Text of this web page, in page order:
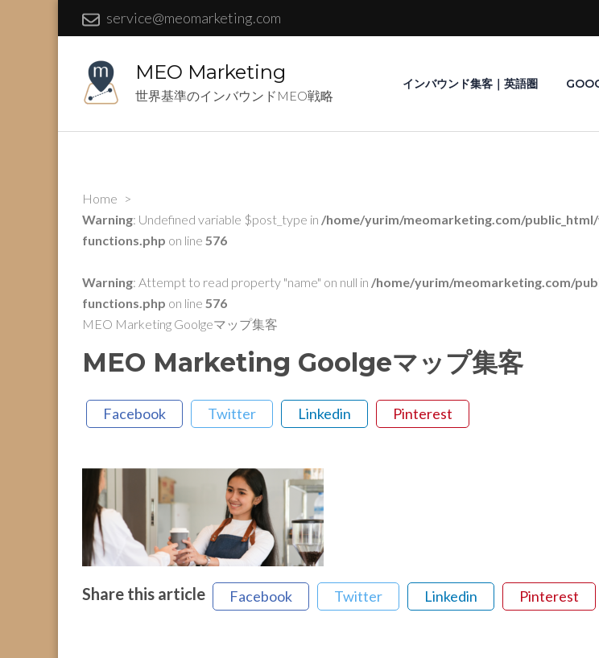
service@meomarketing.com
MEO Marketing
世界基準のインバウンドMEO戦略
インバウンド集客｜英語圏
Home >
Warning: Undefined variable $post_type in /home/yurim/meomarketing.com/
functions.php on line 576
Warning: Attempt to read property "name" on null in /home/yurim/meomarketing.com/
functions.php on line 576
MEO Marketing Goolgeマップ集客
MEO Marketing Goolgeマップ集客
Facebook Twitter Linkedin Pinterest
Share this article Facebook Twitter Linkedin Pinterest